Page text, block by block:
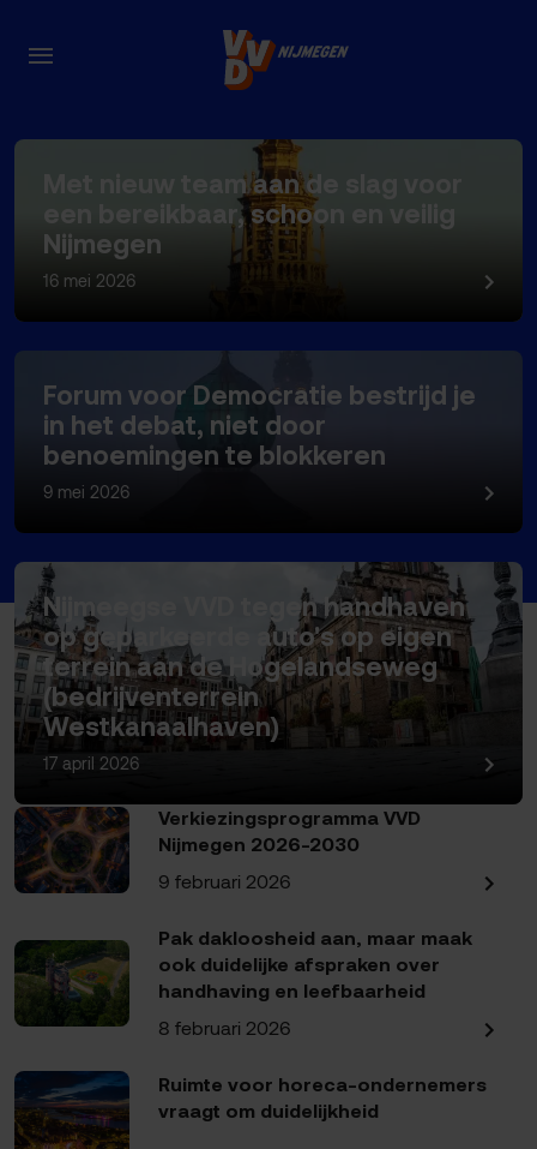
Nieuws
Met nieuw team aan de slag voor
een bereikbaar, schoon en veilig
Nijmegen
16 mei 2026
Forum voor Democratie bestrijd je
in het debat, niet door
benoemingen te blokkeren
9 mei 2026
Nijmeegse VVD tegen handhaven
op geparkeerde auto's op eigen
terrein aan de Hogelandseweg
(bedrijventerrein
Westkanaalhaven)
17 april 2026
Verkiezingsprogramma VVD
Nijmegen 2026-2030
9 februari 2026
Pak dakloosheid aan, maar maak
ook duidelijke afspraken over
handhaving en leefbaarheid
8 februari 2026
Ruimte voor horeca-ondernemers
vraagt om duidelijkheid